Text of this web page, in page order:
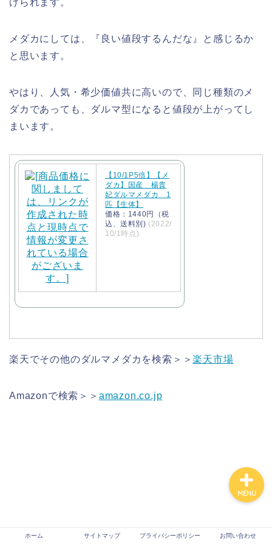
けられます。
メダカにしては、『良い値段するんだな』と感じるか
と思います。
やはり、人気・希少価値共に高いので、同じ種類のメ
ダカであっても、ダルマ型になると値段が上がってし
まいます。
【10/1P5倍】【メ
ダカ】国産 楊貴
妃ダルマメダカ 1
匹【生体】
価格：1440円（税
込、送料別) (2022/
10/1時点)
楽天でその他のダルマメダカを検索＞＞楽天市場
Amazonで検索＞＞ amazon.co.jp
ホーム サイトマップ プライバシーポリシー お問い合わせ
MENU
サイトマップ
プライバシーポリシー